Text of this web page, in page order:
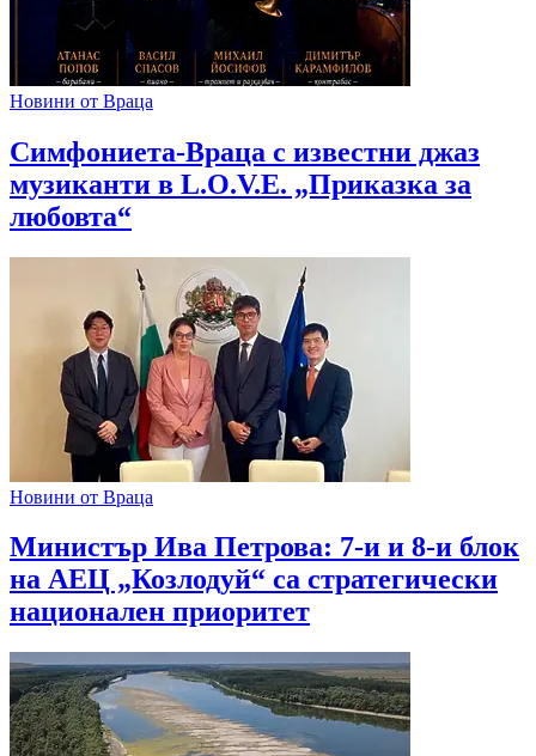
Новини от Враца
Симфониета-Враца с известни джаз
музиканти в L.O.V.E. „Приказка за
любовта“
Новини от Враца
Министър Ива Петрова: 7-и и 8-и блок
на АЕЦ „Козлодуй“ са стратегически
национален приоритет